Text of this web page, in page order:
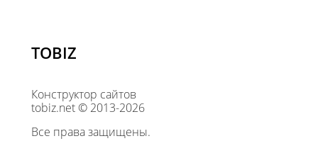
TOBIZ
Конструктор сайтов
tobiz.net © 2013-2026
Все права защищены.